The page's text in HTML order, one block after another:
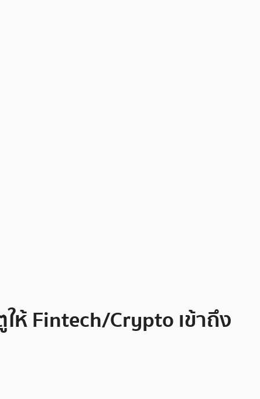
ห้ Fintech/Crypto เข้าถึง